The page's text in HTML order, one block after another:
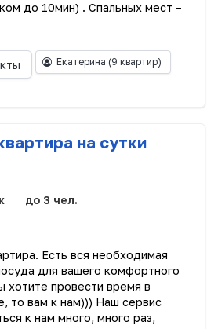
дo 10мин) . Cпaльных мест –
Екатерина (9 квартир)
на сутки
до 3 чел.
Есть вся необходимая
для вашего комфортного
хотите провести время в
то вам к нам))) Наш сервис
к нам много, много раз,